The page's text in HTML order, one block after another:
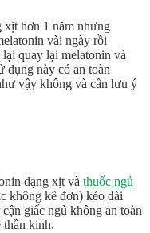
xịt hơn 1 năm nhưng
vài ngày rồi
quay lại melatonin và
dụng này có an toàn
vậy không và cần lưu ý
dạng xịt và thuốc ngủ
không kê đơn) kéo dài
giấc ngủ không an toàn
thần kinh.